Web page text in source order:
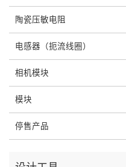
陶瓷压敏电阻
电感器（扼流线圈）
相机模块
模块
停售产品